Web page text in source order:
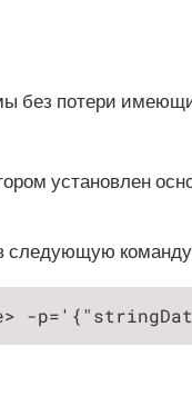
без потери
установлен
следующую